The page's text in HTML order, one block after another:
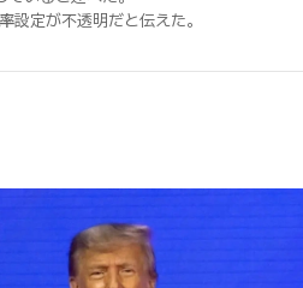
設定が不透明だと伝えた。